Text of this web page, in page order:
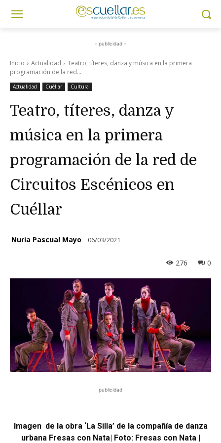
- publicidad -
Inicio Actualidad
Teatro, títeres, danza y música en la primera
programación de la red...
Actualidad Cuéllar Cultura
Teatro, títeres, danza y
música en la primera
programación de la red de
Circuitos Escénicos en
Cuéllar
Nuria Pascual Mayo 06/03/2021
0
276
publicidad
Imagen de la obra ‘La Silla’ de la compañía de danza
urbana Fresas con Nata| Foto: Fresas con Nata |